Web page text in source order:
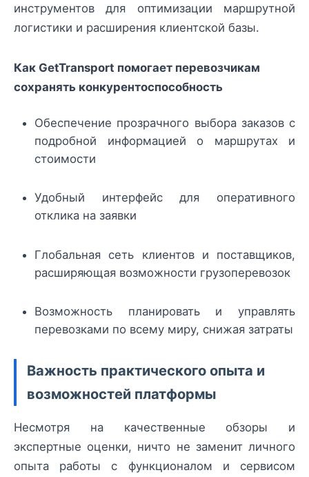
инструментов для оптимизации маршрутной
логистики и расширения клиентской базы.
Как GetTransport помогает перевозчикам
сохранять конкурентоспособность
Обеспечение прозрачного выбора заказов с
подробной информацией о маршрутах и
стоимости
Удобный интерфейс для оперативного
отклика на заявки
Глобальная сеть клиентов и поставщиков,
расширяющая возможности грузоперевозок
Возможность планировать и управлять
перевозками по всему миру, снижая затраты
Важность практического опыта и
возможностей платформы
Несмотря на качественные обзоры и
экспертные оценки, ничто не заменит личного
опыта работы с функционалом и сервисом